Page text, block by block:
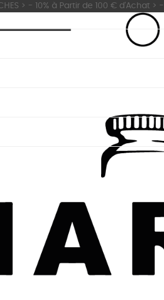
> - 10% à Partir de 100 €